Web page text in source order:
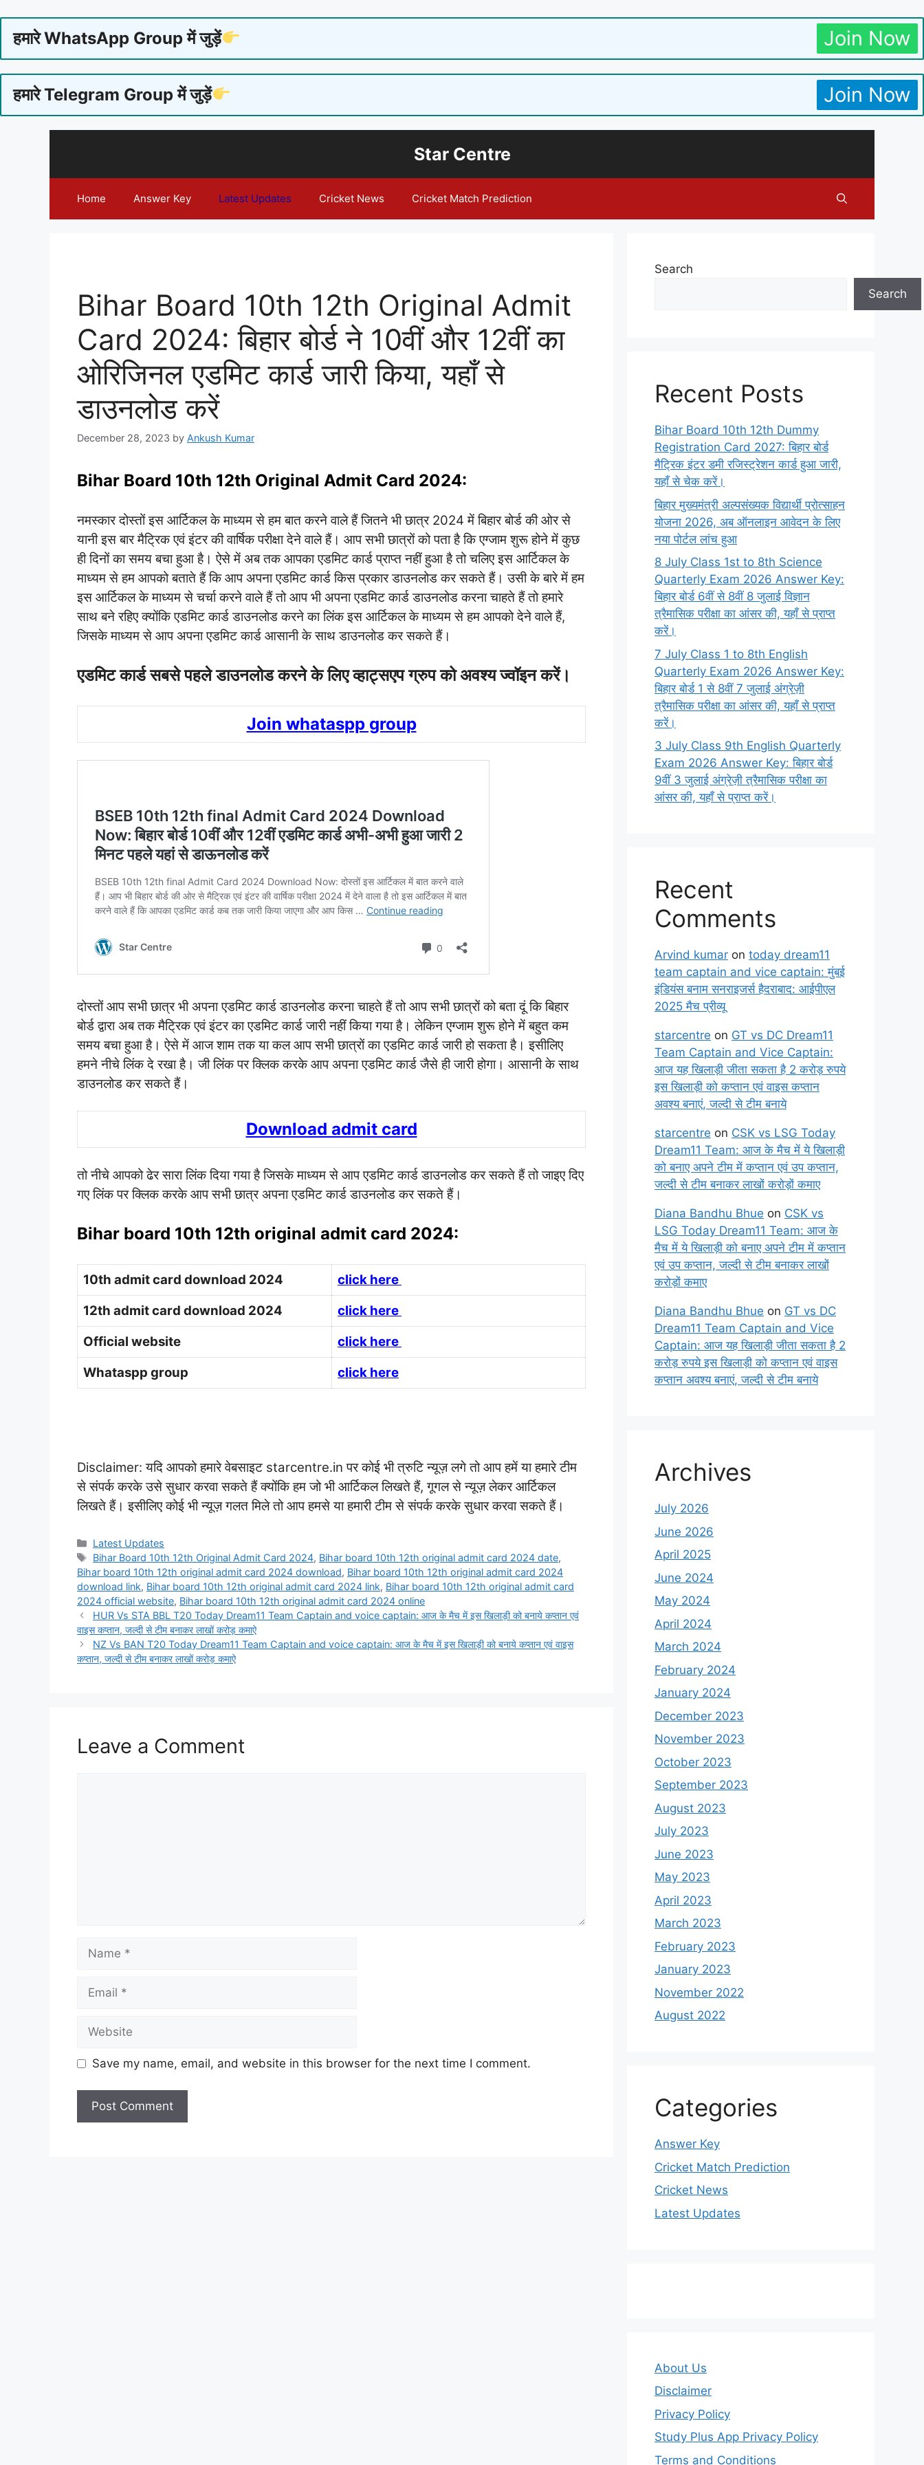
हमारे WhatsApp Group में जुड़ें Join Now
हमारे Telegram Group में जुड़ें Join Now
Star Centre
Home Answer Key Latest Updates Cricket News Cricket Match Prediction
Bihar Board 10th 12th Original Admit
Card 2024: बिहार बोर्ड ने 10वीं और 12वीं का
ओरिजिनल एडमिट कार्ड जारी किया, यहाँ से
डाउनलोड करें
December 28, 2023 by Ankush Kumar
Bihar Board 10th 12th Original Admit Card 2024:
नमस्कार दोस्तों इस आर्टिकल के माध्यम से हम बात करने वाले हैं जितने भी छात्र 2024 में बिहार बोर्ड की ओर से
यानी इस बार मैट्रिक एवं इंटर की वार्षिक परीक्षा देने वाले हैं। आप सभी छात्रों को पता है कि एग्जाम शुरू होने में कुछ
ही दिनों का समय बचा हुआ है। ऐसे में अब तक आपका एडमिट कार्ड प्राप्त नहीं हुआ है तो चलिए इस आर्टिकल के
माध्यम से हम आपको बताते हैं कि आप अपना एडमिट कार्ड किस प्रकार डाउनलोड कर सकते हैं। उसी के बारे में हम
इस आर्टिकल के माध्यम से चर्चा करने वाले हैं तो आप भी अपना एडमिट कार्ड डाउनलोड करना चाहते हैं तो हमारे
साथ बने रहिए क्योंकि एडमिट कार्ड डाउनलोड करने का लिंक इस आर्टिकल के माध्यम से हम आपको देने वाले हैं,
जिसके माध्यम से आप अपना एडमिट कार्ड आसानी के साथ डाउनलोड कर सकते हैं।
एडमिट कार्ड सबसे पहले डाउनलोड करने के लिए व्हाट्सएप ग्रुप को अवश्य ज्वॉइन करें।
Join whataspp group
दोस्तों आप सभी छात्र भी अपना एडमिट कार्ड डाउनलोड करना चाहते हैं तो आप सभी छात्रों को बता दूं कि बिहार
बोर्ड द्वारा अब तक मैट्रिक एवं इंटर का एडमिट कार्ड जारी नहीं किया गया है। लेकिन एग्जाम शुरू होने में बहुत कम
समय बचा हुआ है। ऐसे में आज शाम तक या कल आप सभी छात्रों का एडमिट कार्ड जारी हो सकता है। इसीलिए
हमने नीचे लिंक दे रखा है। जी लिंक पर क्लिक करके आप अपना एडमिट कार्ड जैसे ही जारी होगा। आसानी के साथ
डाउनलोड कर सकते हैं।
Download admit card
तो नीचे आपको ढेर सारा लिंक दिया गया है जिसके माध्यम से आप एडमिट कार्ड डाउनलोड कर सकते हैं तो जाइए दिए
गए लिंक पर क्लिक करके आप सभी छात्र अपना एडमिट कार्ड डाउनलोड कर सकते हैं।
Bihar board 10th 12th original admit card 2024:
10th admit card download 2024
click here
12th admit card download 2024
click here
Official website
click here
Whataspp group
click here
Disclaimer: यदि आपको हमारे वेबसाइट starcentre.in पर कोई भी त्रुटि न्यूज़ लगे तो आप हमें या हमारे टीम
से संपर्क करके उसे सुधार करवा सकते हैं क्योंकि हम जो भी आर्टिकल लिखते हैं, गूगल से न्यूज़ लेकर आर्टिकल
लिखते हैं। इसीलिए कोई भी न्यूज़ गलत मिले तो आप हमसे या हमारी टीम से संपर्क करके सुधार करवा सकते हैं।
Categories
Latest Updates
Tags
Bihar Board 10th 12th Original Admit Card 2024, Bihar board 10th 12th original admit card 2024 date,
Bihar board 10th 12th original admit card 2024 download, Bihar board 10th 12th original admit card 2024
download link, Bihar board 10th 12th original admit card 2024 link, Bihar board 10th 12th original admit card
2024 official website, Bihar board 10th 12th original admit card 2024 online
HUR Vs STA BBL T20 Today Dream11 Team Captain and voice captain: आज के मैच में इस खिलाड़ी को बनाये कप्तान एवं
वाइस कप्तान, जल्दी से टीम बनाकर लाखों करोड़ कमाऐ
NZ Vs BAN T20 Today Dream11 Team Captain and voice captain: आज के मैच में इस खिलाड़ी को बनाये कप्तान एवं वाइस
कप्तान, जल्दी से टीम बनाकर लाखों करोड़ कमाऐ
Leave a Comment
Name
Email
Website
Save my name, email, and website in this browser for the next time I comment.
Search
Search
Recent Posts
Bihar Board 10th 12th Dummy
Registration Card 2027: बिहार बोर्ड
मैट्रिक इंटर डमी रजिस्ट्रेशन कार्ड हुआ जारी,
यहाँ से चेक करें।
बिहार मुख्यमंत्री अल्पसंख्यक विद्यार्थी प्रोत्साहन
योजना 2026, अब ऑनलाइन आवेदन के लिए
नया पोर्टल लांच हुआ
8 July Class 1st to 8th Science
Quarterly Exam 2026 Answer Key:
बिहार बोर्ड 6वीं से 8वीं 8 जुलाई विज्ञान
त्रैमासिक परीक्षा का आंसर की, यहाँ से प्राप्त
करें।
7 July Class 1 to 8th English
Quarterly Exam 2026 Answer Key:
बिहार बोर्ड 1 से 8वीं 7 जुलाई अंग्रेज़ी
त्रैमासिक परीक्षा का आंसर की, यहाँ से प्राप्त
करें।
3 July Class 9th English Quarterly
Exam 2026 Answer Key: बिहार बोर्ड
9वीं 3 जुलाई अंग्रेज़ी त्रैमासिक परीक्षा का
आंसर की, यहाँ से प्राप्त करें।
Recent
Comments
Arvind kumar on today dream11
team captain and vice captain: मुंबई
इंडियंस बनाम सनराइजर्स हैदराबाद: आईपीएल
2025 मैच प्रीव्यू
starcentre on GT vs DC Dream11
Team Captain and Vice Captain:
आज यह खिलाड़ी जीता सकता है 2 करोड़ रुपये
इस खिलाड़ी को कप्तान एवं वाइस कप्तान
अवश्य बनाएं, जल्दी से टीम बनाये
starcentre on CSK vs LSG Today
Dream11 Team: आज के मैच में ये खिलाड़ी
को बनाए अपने टीम में कप्तान एवं उप कप्तान,
जल्दी से टीम बनाकर लाखों करोड़ों कमाए
Diana Bandhu Bhue on CSK vs
LSG Today Dream11 Team: आज के
मैच में ये खिलाड़ी को बनाए अपने टीम में कप्तान
एवं उप कप्तान, जल्दी से टीम बनाकर लाखों
करोड़ों कमाए
Diana Bandhu Bhue on GT vs DC
Dream11 Team Captain and Vice
Captain: आज यह खिलाड़ी जीता सकता है 2
करोड़ रुपये इस खिलाड़ी को कप्तान एवं वाइस
कप्तान अवश्य बनाएं, जल्दी से टीम बनाये
Archives
July 2026
June 2026
April 2025
June 2024
May 2024
April 2024
March 2024
February 2024
January 2024
December 2023
November 2023
October 2023
September 2023
August 2023
July 2023
June 2023
May 2023
April 2023
March 2023
February 2023
January 2023
November 2022
August 2022
Categories
Answer Key
Cricket Match Prediction
Cricket News
Latest Updates
About Us
Disclaimer
Privacy Policy
Study Plus App Privacy Policy
Terms and Conditions